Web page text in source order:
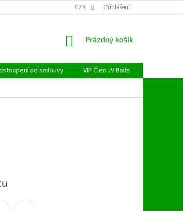
CZK Přihlášení
NÁKUPNÍ
Prázdný košík
od smlouvy VIP Člen JV Baits